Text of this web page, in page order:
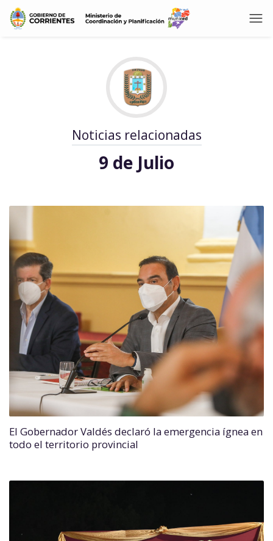
Noticias relacionadas
9 de Julio
El Gobernador Valdés declaró la emergencia ígnea en
todo el territorio provincial